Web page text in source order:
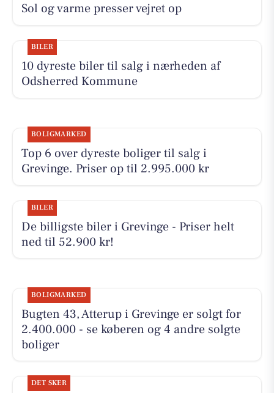
Sol og varme presser vejret op
BILER
10 dyreste biler til salg i nærheden af
Odsherred Kommune
BOLIGMARKED
Top 6 over dyreste boliger til salg i
Grevinge. Priser op til 2.995.000 kr
BILER
De billigste biler i Grevinge - Priser helt
ned til 52.900 kr!
BOLIGMARKED
Bugten 43, Atterup i Grevinge er solgt for
2.400.000 - se køberen og 4 andre solgte
boliger
DET SKER